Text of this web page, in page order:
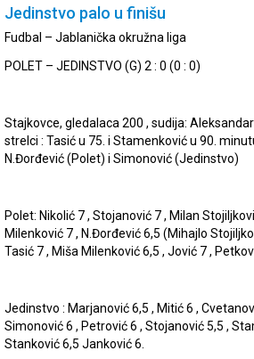
Jedinstvo palo u finišu
Fudbal – Jablanička okružna liga
POLET – JEDINSTVO (G) 2 : 0 (0 : 0)
Stajkovce, gledalaca 200 , sudija:
strelci : Tasić u 75. i Stamenković u 90.
N.Đorđević (Polet) i Simonović (Jedinstvo)
Polet: Nikolić 7 , Stojanović 7 , Milan
Milenković 7 , N.Đorđević 6,5 (Mihajlo
Tasić 7 , Miša Milenković 6,5 , Jović 7 ,
Jedinstvo : Marjanović 6,5 , Mitić 6 ,
Simonović 6 , Petrović 6 , Stojanović 5,5 ,
Stanković 6,5 Janković 6.